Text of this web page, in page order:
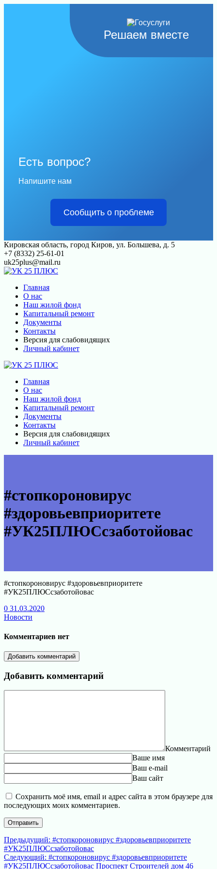
Решаем вместе
Есть вопрос?
Напишите нам
Сообщить о проблеме
Перейти
к
контенту
Кировская область, город Киров, ул. Большева, д. 5
+7 (8332) 25-61-01
uk25plus@mail.ru
Главная
О нас
Наш жилой фонд
Капитальный ремонт
Документы
Контакты
Версия для слабовидящих
Личный кабинет
Главная
О нас
Наш жилой фонд
Капитальный ремонт
Документы
Контакты
Версия для слабовидящих
Личный кабинет
#стопкороновирус
#здоровьевприоритете
#УК25ПЛЮСсзаботойовас
#стопкороновирус #здоровьевприоритете
#УК25ПЛЮСсзаботойовас
0 31.03.2020
Новости
Комментариев нет
Добавить комментарий
Добавить комментарий
Комментарий
Ваше имя
Ваш e-mail
Ваш сайт
Сохранить моё имя, email и адрес сайта в этом браузере для
последующих моих комментариев.
Навигация
по
Предыдущий: Предыдущая
запись:
#стопкороновирус #здоровьевприоритете
#УК25ПЛЮСсзаботойовас
Следующий: Следующая
запись:
#стопкороновирус #здоровьевприоритете
#УК25ПЛЮСсзаботойовас Проспект Строителей дом 46